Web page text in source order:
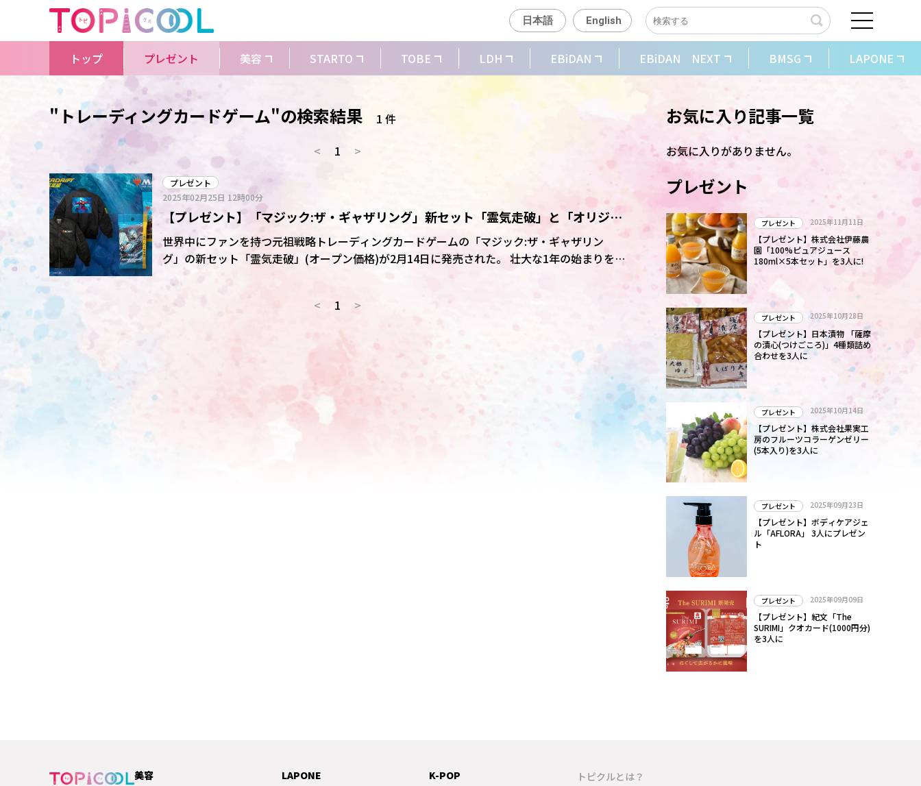
日本語 English
トップ プレゼント 美容 STARTO TOBE LDH EBiDAN EBiDAN NEXT BMSG LAPONE
"トレーディングカードゲーム"の検索結果
1 件
<
1 >
プレゼント
2025年02月25日 12時00分
【プレゼント】「マジック:ザ・ギャザリング」新セット「霊気走破」と「オリジン
ブルゾン」のセットを3人に
世界中にファンを持つ元祖戦略トレーディングカードゲームの「マジック:ザ・ギャザリン
グ」の新セット「霊気走破」(オープン価格)が2月14日に発売された。 壮大な1年の始まりを
飾るこのスタンダードセットでは、人生を変えるほどの賞品を懸けたレース「ギラプール・グ
超高速で命懸けのデスレース。プレーヤーはゴブリンから昆虫まで2色に属する10チームのレ
ードゲーム。数学者のリチャード・ガーフィールドによって生み出され、現在では6言語で翻
訳、世界で70以上の国と地域で、5千万人を超えるファンとプレーヤーを魅了している。対戦
相手のライフを0点にするなど勝利条件を満たすことを目指す。年間を通して発売されるカー
ドセットにより、ゲームの環境は常に変化している。 今回はトピクル読者に、新セット「霊気
走破」と「オリジナルブルゾン」(非売品、紳士Lサイズ)のセットを3人にプレゼント。
< 1 >
お気に入り記事一覧
お気に入りがありません。
プレゼント
プレゼント 2025年11月11日
【プレゼント】株式会社伊藤農
園「100%ピュアジュース
180ml×5本セット」を3人に!
プレゼント 2025年10月28日
【プレゼント】日本漬物 「薩摩
の漬心(つけごころ)」4種類詰め
合わせを3人に
プレゼント 2025年10月14日
【プレゼント】株式会社果実工
房のフルーツコラーゲンゼリー
(5本入り)を3人に
プレゼント 2025年09月23日
【プレゼント】ボディケアジェ
ル「AFLORA」 3人にプレゼン
ト
プレゼント 2025年09月09日
【プレゼント】紀文「The
SURIMI」クオカード(1000円分)
を3人に
美容
LAPONE
K-POP
トピクルとは？